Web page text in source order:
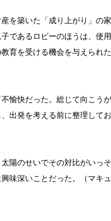
を築いた「成り上がり」の
であるロビーのほうは、使
育を受ける機会を与えられ
愉快だった。総じて向こう
発を考える前に整理して
陽のせいでその対比がいっ
味深いことだった。（マキ